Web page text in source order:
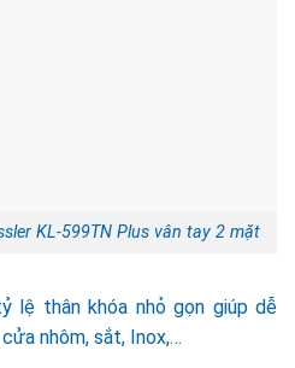
KL-599TN Plus vân tay 2 mặt
lệ thân khóa nhỏ gọn giúp dễ
nhôm, sắt, Inox,…